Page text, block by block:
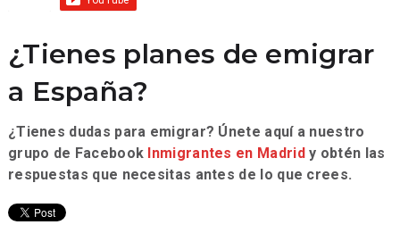
¿Tienes planes de emigrar
a España?
¿Tienes dudas para emigrar? Únete aquí a nuestro
grupo de Facebook Inmigrantes en Madrid y obtén las
respuestas que necesitas antes de lo que crees.